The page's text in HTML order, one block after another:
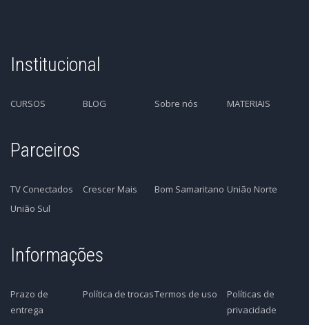
Institucional
CURSOS BLOG Sobre nós MATERIAIS
Parceiros
TV Conectados Crescer Mais Bom Samaritano União Norte
União Sul
Informações
Prazo de
entrega
Política de trocasTermos de uso
Políticas de
privacidade